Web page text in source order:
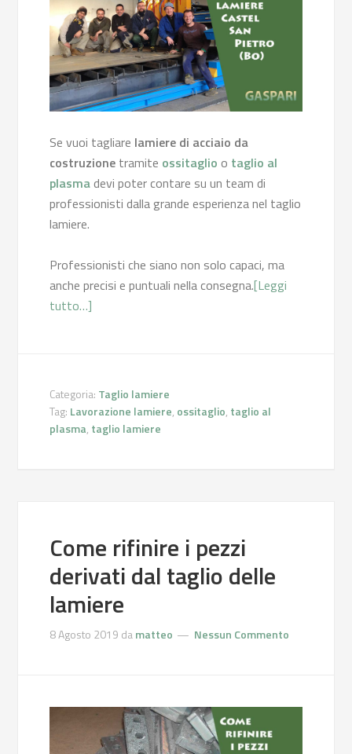
Se vuoi tagliare lamiere di acciaio da
costruzione tramite ossitaglio o taglio al
plasmadevi poter contare su un team di
professionisti dalla grande esperienza nel taglio
lamiere.
Professionisti che siano non solo capaci, ma
anche precisi e puntuali nella consegna.[Leggi
tutto…]
Categoria: Taglio lamiere
Tag: Lavorazione lamiere, ossitaglio, taglio al
plasma, taglio lamiere
Come rifinire i pezzi
derivati dal taglio delle
lamiere
8 Agosto 2019 damatteo Nessun Commento